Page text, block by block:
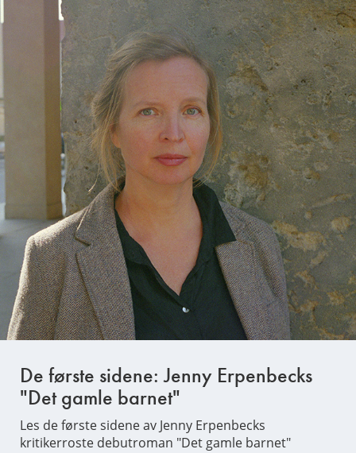
De første sidene: Jenny Erpenbecks
"Det gamle barnet"
Les de første sidene av Jenny Erpenbecks
kritikerroste debutroman "Det gamle barnet"